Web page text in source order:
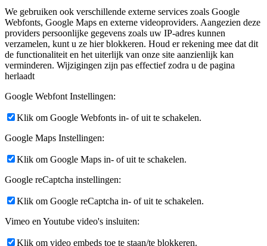
We gebruiken ook verschillende externe services zoals Google
Webfonts, Google Maps en externe videoproviders. Aangezien deze
providers persoonlijke gegevens zoals uw IP-adres kunnen
verzamelen, kunt u ze hier blokkeren. Houd er rekening mee dat dit
de functionaliteit en het uiterlijk van onze site aanzienlijk kan
verminderen. Wijzigingen zijn pas effectief zodra u de pagina
herlaadt
Google Webfont Instellingen:
Klik om Google Webfonts in- of uit te schakelen.
Google Maps Instellingen:
Klik om Google Maps in- of uit te schakelen.
Google reCaptcha instellingen:
Klik om Google reCaptcha in- of uit te schakelen.
Vimeo en Youtube video's insluiten:
Klik om video embeds toe te staan/te blokkeren.